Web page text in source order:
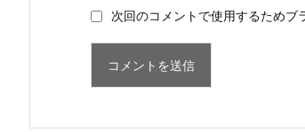
次回のコメントで使用するためブ